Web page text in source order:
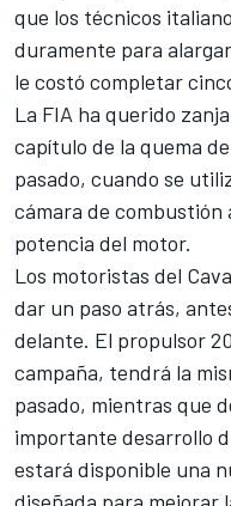
que los técnicos
duramente para
le costó completar
La FIA ha querido
capítulo de la quema
pasado, cuando se
cámara de combustión
potencia del motor.
Los motoristas del
dar un paso atrás,
delante. El propulsor
campaña, tendrá la
pasado, mientras que
importante desarrollo
estará disponible una